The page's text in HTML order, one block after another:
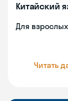
Китайский
Для
Читать